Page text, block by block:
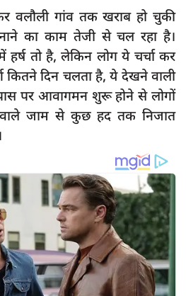
वलौली गांव तक खराब हो चुकी
का काम तेजी से चल रहा है।
तो है, लेकिन लोग ये चर्चा कर
कितने दिन चलता है, ये देखने वाली
पर आवागमन शुरू होने से लोगों
जाम से कुछ हद तक निजात